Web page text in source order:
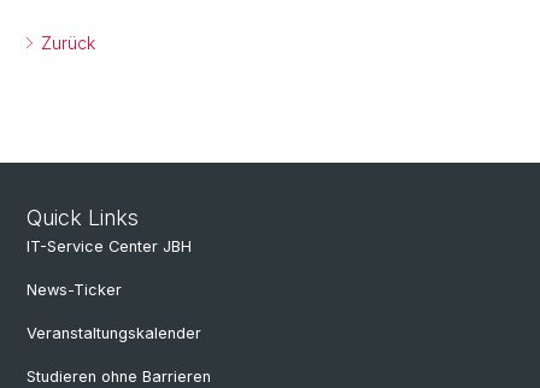
Zurück
Quick Links
IT-Service Center JBH
News-Ticker
Veranstaltungskalender
Studieren ohne Barrieren